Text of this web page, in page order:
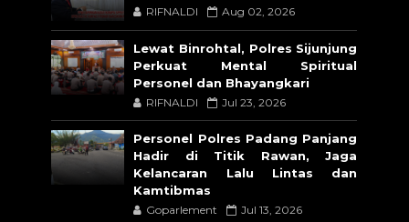
RIFNALDI Aug 02, 2026
Lewat Binrohtal, Polres Sijunjung
Perkuat Mental Spiritual
Personel dan Bhayangkari
RIFNALDI Jul 23, 2026
Personel Polres Padang Panjang
Hadir di Titik Rawan, Jaga
Kelancaran Lalu Lintas dan
Kamtibmas
Goparlement Jul 13, 2026